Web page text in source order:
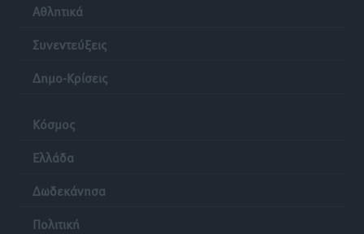
Αθλητικά
Συνεντεύξεις
Δημο-Κρίσεις
Κόσμος
Ελλάδα
Δωδεκάνησα
Πολιτική